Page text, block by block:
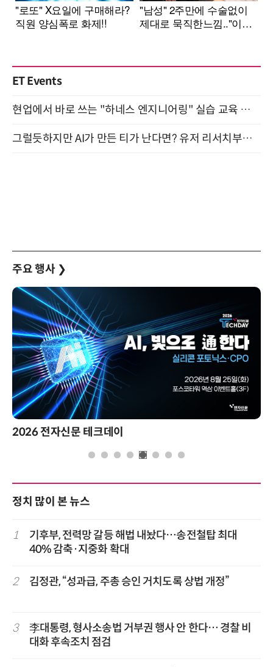
ET Events
현업에서 바로 쓰는 "하네스 엔지니어링" 실습 교육 워크숍 8월 20일 개최
그럴듯하지만 AI가 만든 티가 난다면? 유저 리서치부터 배포까지! (9/15)
주요 행사 ❯
2026 전자신문 테크데이
정치 많이 본 뉴스
1
기후부, 전력망 갈등 해법 내놨다…송전철탑 최대
40% 감축·지중화 확대
2 김정관, “성과급, 주총 승인 거치도록 상법 개정”
3
李대통령, 형사소송법 거부권 행사 안 한다… 경찰 비
대화 후속조치 점검